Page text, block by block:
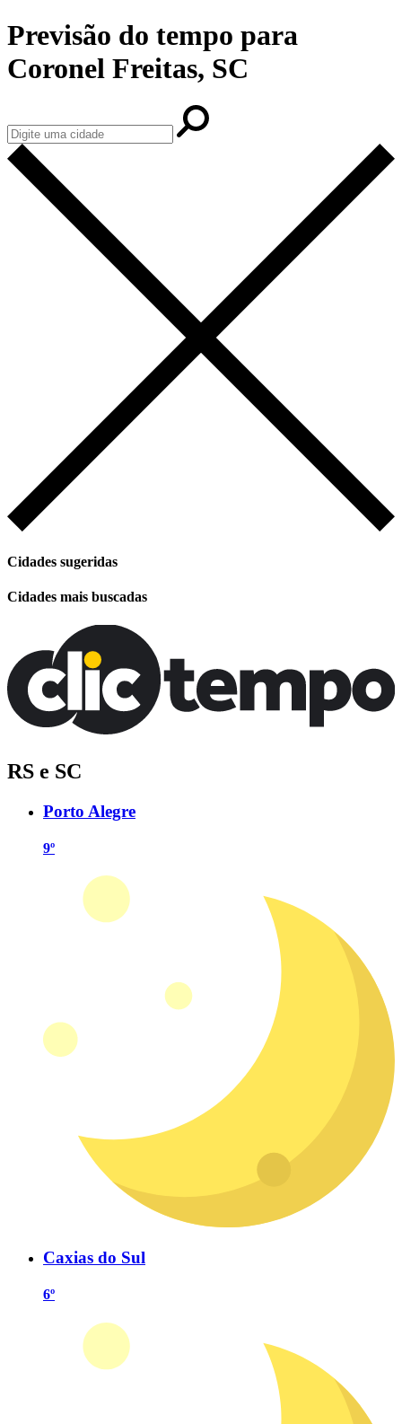
Previsão do tempo para
Coronel Freitas, SC
Cidades sugeridas
Cidades mais buscadas
RS e SC
Porto Alegre
9º
Caxias do Sul
6º